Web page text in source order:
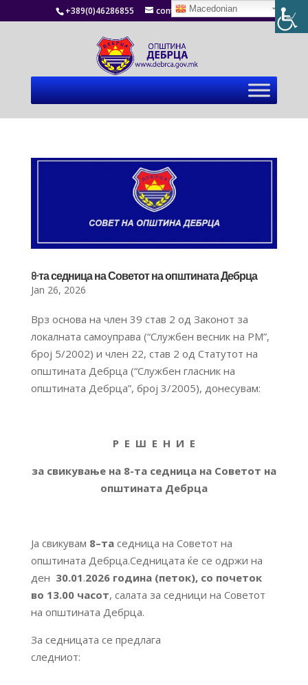
+389(0)46286855 contact@debrca.gov.mk
8-та седница на Советот на општината Дебрца
Jan 26, 2026
Врз основа на член 39 став 2 од Законот за
локалната самоуправа (“Службен весник на РМ”,
број 5/2002) и член 22, став 2 од Статутот на
општината Дебрца (“Службен гласник на
општината Дебрца”, број 3/2005), донесувам:
Р Е Ш Е Н И Е
за свикување на 8-та седница на Советот на
општината Дебрца
Ја свикувам 8–таседница на Советот на
општината Дебрца.Седницата ќе се одржи на
ден 30.01.2026 година (петок), со почеток
во 13.00 часот, салата за седници на Советот
на општината Дебрца.
За седницата се предлага
следниот:
Macedonian